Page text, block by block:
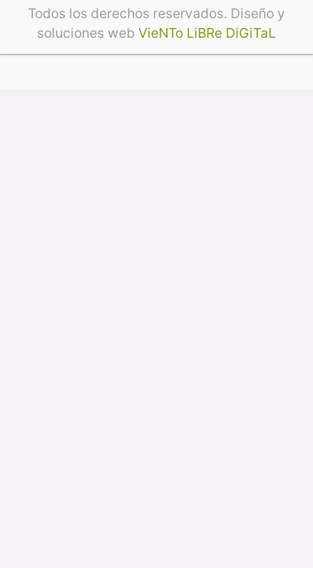
Todos los derechos reservados. Diseño y
soluciones web VieNTo LiBRe DiGiTaL